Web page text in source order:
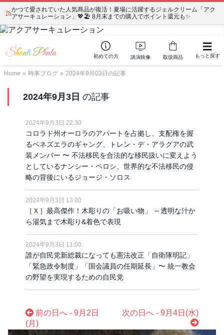
かつて愛されていた人気商品が復活！夏場に活躍するジェルクリーム「アク
アサーキュレーション」💖🏖️ 8月末までの購入でポイント還元も✨
初めての方 講演映像 取扱商品 もっと探す
Home » 時事ブログ » 2024年9月03日の記事
2024年9月3日 の記事
2024年9月3日 22:30
コロラド州オーロラのアパートを占拠し、支配権を握
るベネズエラのギャング、トレン・デ・アラグアの武
装メンバー 〜 不法移民を合法的な移民扱いに変えよう
としているナンシー・ペロシ、世界的な不法移民の侵
略の背後にいるジョージ・ソロス
2024年9月3日 13:00
［Ｘ］最高傑作！木彫りの「お吸い物」 ～透明な汁か
ら湯気まで木彫り&着色で表現
2024年9月3日 11:00
誰が自民党新総裁になっても憲法改正「自衛隊明記」
「緊急政令制度」「国会議員の任期延長」〜 統一教会
の野望を実現するための自民党
前の日へ - 9月2日
(月)
次の日へ - 9月4日(水)